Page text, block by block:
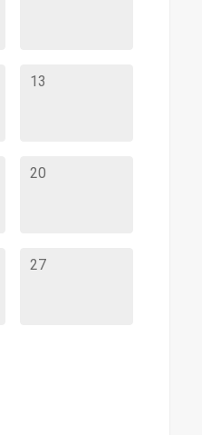
13
20
27